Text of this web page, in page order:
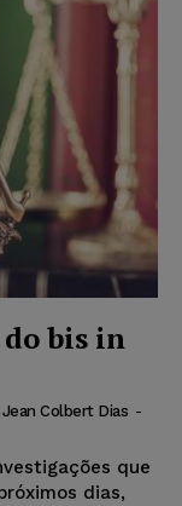
bis in
Jean Colbert Dias -
que
dias,